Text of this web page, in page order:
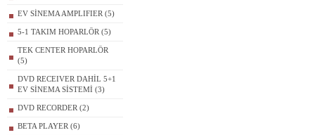
EV SİNEMA AMPLIFIER (5)
5-1 TAKIM HOPARLÖR (5)
TEK CENTER HOPARLÖR
(5)
DVD RECEIVER DAHİL 5+1
EV SİNEMA SİSTEMİ (3)
DVD RECORDER (2)
BETA PLAYER (6)